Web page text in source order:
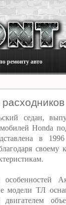
ремонту авто
седан,
Honda
в
своему
модели ТЛ